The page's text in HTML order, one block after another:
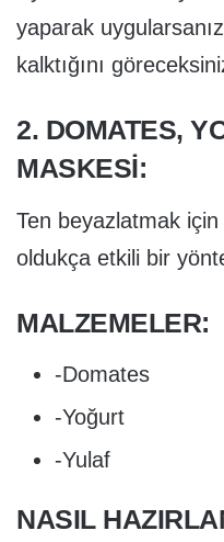
yaparak
kalktığını
2. DOMATES,
MASKESI:
Ten beyazlatmak
oldukça etkili bir
MALZEMELER:
-Domates
-Yoğurt
-Yulaf
NASIL